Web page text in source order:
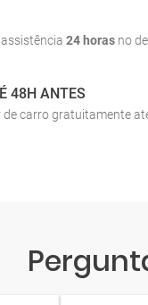
assistência 24 horas no
48H ANTES
carro gratuitamente